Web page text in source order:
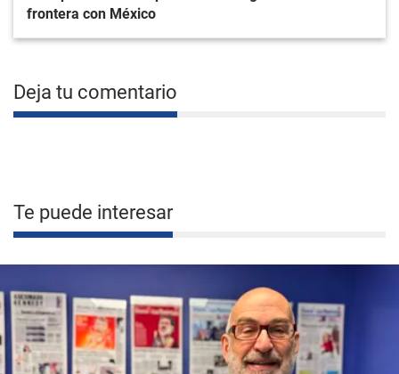
frontera con México
Deja tu comentario
Te puede interesar